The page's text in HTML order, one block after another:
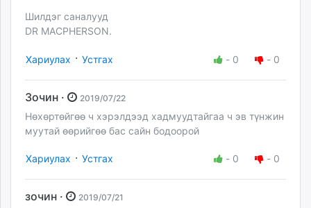
Шилдэг саналууд
DR MACPHERSON.
Хариулах · Устгах - 0 - 0
Зочин · 2019/07/22
Нөхөртөйгөө ч хэрэлдээд хадмуудтайгаа ч эв түнжин
муутай өөрийгөө бас сайн бодоорой
Хариулах · Устгах - 0 - 0
зочин · 2019/07/21